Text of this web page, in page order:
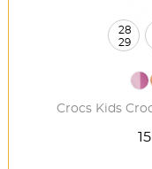
Crocs Kids
28
29